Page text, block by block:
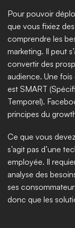
Pour pouvoir
que vous fixiez
comprendre les
marketing. Il peut
convertir des
audience. Une
est SMART
Temporel).
principes du
Ce que vous
s’agit pas d’une
employée. Il
analyse des
ses
donc que les